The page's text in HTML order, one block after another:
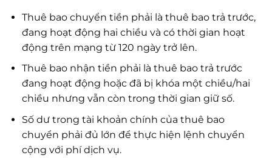
Thuê bao chuyển tiền phải là thuê bao trả trước,
đang hoạt động hai chiều và có thời gian hoạt
động trên mạng từ 120 ngày trở lên.
Thuê bao nhận tiền phải là thuê bao trả trước
đang hoạt động hoặc đã bị khóa một chiều/hai
chiều nhưng vẫn còn trong thời gian giữ số.
Số dư trong tài khoản chính của thuê bao
chuyển phải đủ lớn để thực hiện lệnh chuyển
cộng với phí dịch vụ.